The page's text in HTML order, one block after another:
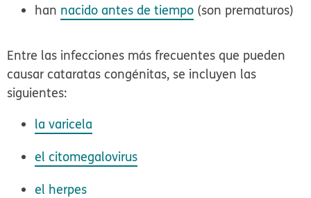
han nacido antes de tiempo (son prematuros)
Entre las infecciones más frecuentes que pueden
causar cataratas congénitas, se incluyen las
siguientes:
la varicela
el citomegalovirus
el herpes